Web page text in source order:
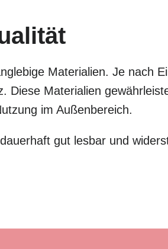
Materialien. Je nach
Diese Materialien
im Außenbereich.
gut lesbar und